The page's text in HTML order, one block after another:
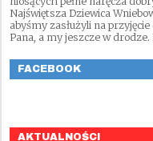
Najświętsza Dziewica
abyśmy zasłużyli na
Pana, a my jeszcze w drodze.
FACEBOOK
AKTUALNOŚCI